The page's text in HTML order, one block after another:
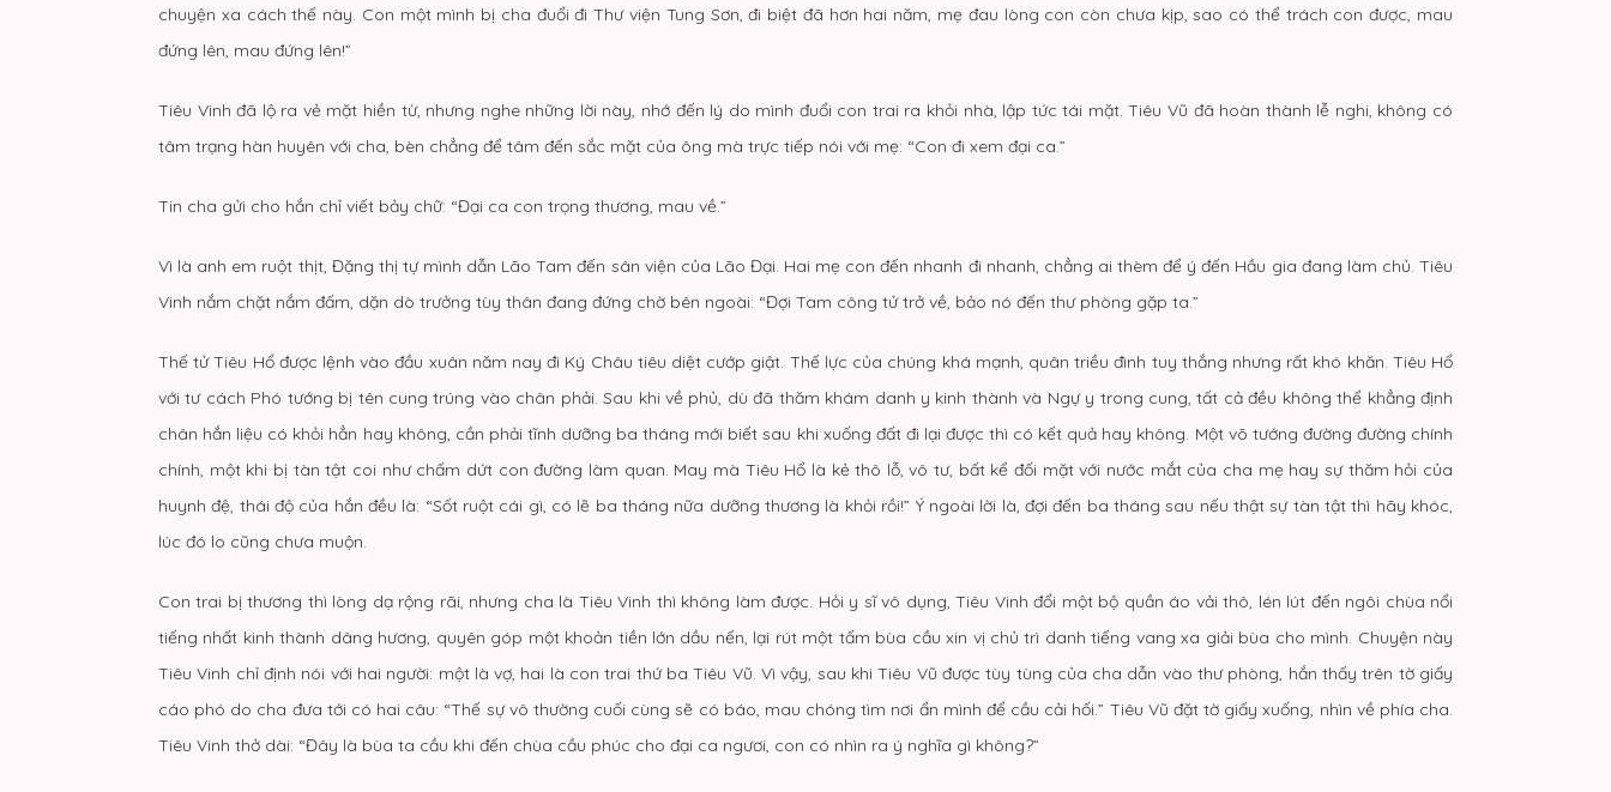
chuyện xa cách thế này. Con một mình bị cha đuổi đi Thư viện Tung Sơn, đi biệt đã hơn hai năm, mẹ đau lòng con còn chưa kịp, sao có thể trách con được, mau
đứng lên, mau đứng lên!”
Tiêu Vinh đã lộ ra vẻ mặt hiền từ, nhưng nghe những lời này, nhớ đến lý do mình đuổi con trai ra khỏi nhà, lập tức tái mặt. Tiêu Vũ đã hoàn thành lễ nghi, không có
tâm trạng hàn huyên với cha, bèn chẳng để tâm đến sắc mặt của ông mà trực tiếp nói với mẹ: “Con đi xem đại ca.”
Tin cha gửi cho hắn chỉ viết bảy chữ: “Đại ca con trọng thương, mau về.”
Vì là anh em ruột thịt, Đặng thị tự mình dẫn Lão Tam đến sân viện của Lão Đại. Hai mẹ con đến nhanh đi nhanh, chẳng ai thèm để ý đến Hầu gia đang làm chủ. Tiêu
Vinh nắm chặt nắm đấm, dặn dò trưởng tùy thân đang đứng chờ bên ngoài: “Đợi Tam công tử trở về, bảo nó đến thư phòng gặp ta.”
Thế tử Tiêu Hổ được lệnh vào đầu xuân năm nay đi Ký Châu tiêu diệt cướp giật. Thế lực của chúng khá mạnh, quân triều đình tuy thắng nhưng rất khó khăn. Tiêu Hổ
với tư cách Phó tướng bị tên cung trúng vào chân phải. Sau khi về phủ, dù đã thăm khám danh y kinh thành và Ngự y trong cung, tất cả đều không thể khẳng định
chân hắn liệu có khỏi hẳn hay không, cần phải tĩnh dưỡng ba tháng mới biết sau khi xuống đất đi lại được thì có kết quả hay không. Một võ tướng đường đường chính
chính, một khi bị tàn tật coi như chấm dứt con đường làm quan. May mà Tiêu Hổ là kẻ thô lỗ, vô tư, bất kể đối mặt với nước mắt của cha mẹ hay sự thăm hỏi của
huynh đệ, thái độ của hắn đều là: “Sốt ruột cái gì, có lẽ ba tháng nữa dưỡng thương là khỏi rồi!” Ý ngoài lời là, đợi đến ba tháng sau nếu thật sự tàn tật thì hãy khóc,
lúc đó lo cũng chưa muộn.
Con trai bị thương thì lòng dạ rộng rãi, nhưng cha là Tiêu Vinh thì không làm được. Hỏi y sĩ vô dụng, Tiêu Vinh đổi một bộ quần áo vải thô, lén lút đến ngôi chùa nổi
tiếng nhất kinh thành dâng hương, quyên góp một khoản tiền lớn dầu nến, lại rút một tấm bùa cầu xin vị chủ trì danh tiếng vang xa giải bùa cho mình. Chuyện này
Tiêu Vinh chỉ định nói với hai người: một là vợ, hai là con trai thứ ba Tiêu Vũ. Vì vậy, sau khi Tiêu Vũ được tùy tùng của cha dẫn vào thư phòng, hắn thấy trên tờ giấy
cáo phó do cha đưa tới có hai câu: “Thế sự vô thường cuối cùng sẽ có báo, mau chóng tìm nơi ẩn mình để cầu cải hối.” Tiêu Vũ đặt tờ giấy xuống, nhìn về phía cha.
Tiêu Vinh thở dài: “Đây là bùa ta cầu khi đến chùa cầu phúc cho đại ca ngươi, con có nhìn ra ý nghĩa gì không?”